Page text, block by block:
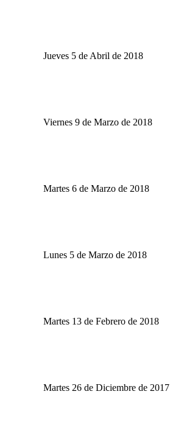
Jueves 5 de Abril de 2018
Viernes 9 de Marzo de 2018
Martes 6 de Marzo de 2018
Lunes 5 de Marzo de 2018
Martes 13 de Febrero de 2018
Martes 26 de Diciembre de 2017